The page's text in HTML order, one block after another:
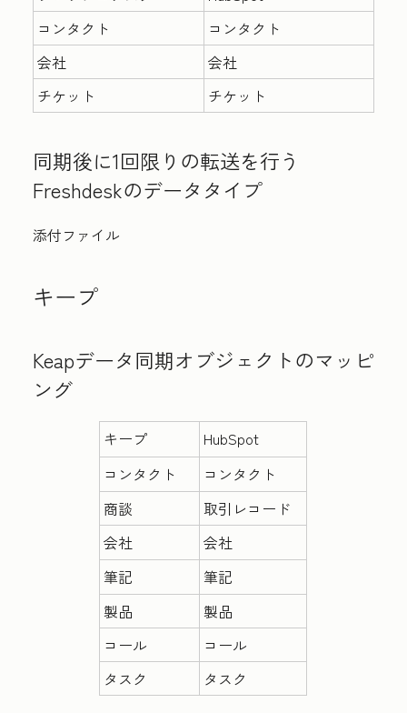
コンタクト
コンタクト
会社
会社
チケット
チケット
同期後に1回限りの転送を行う
Freshdeskのデータタイプ
添付ファイル
キープ
Keapデータ同期オブジェクトのマッピ
ング
キープ
HubSpot
コンタクト
コンタクト
商談
取引レコード
会社
会社
筆記
筆記
製品
製品
コール
コール
タスク
タスク